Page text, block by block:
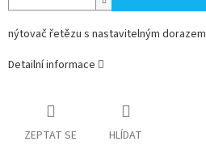
nýtovač řetězu s nastavitelným dorazem
Detailní informace
ZEPTAT SE HLÍDAT